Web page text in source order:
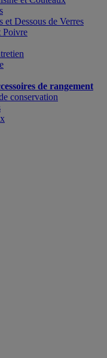
et Dessous de Verres
Poivre
de rangement
conservation